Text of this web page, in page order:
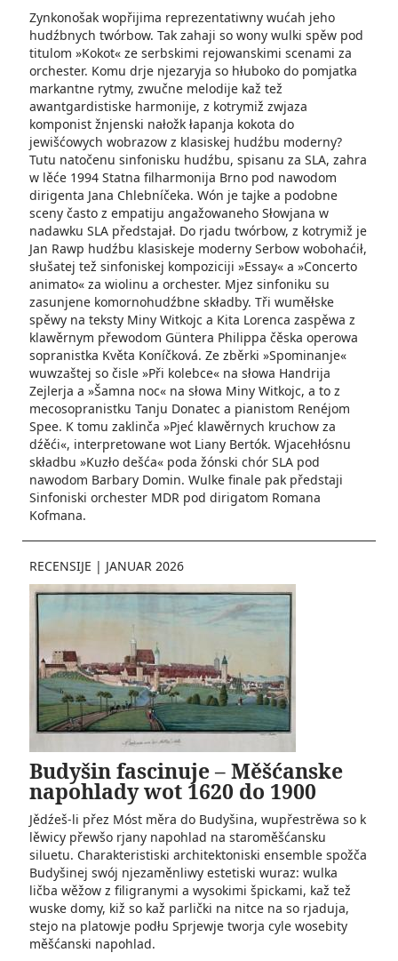
Zynkonošak wopřijima reprezentatiwny wućah jeho
hudźbnych twórbow. Tak zahaji so wony wulki spěw pod
titulom »Kokot« ze serbskimi rejowanskimi scenami za
orchester. Komu drje njezaryja so hłuboko do pomjatka
markantne rytmy, zwučne melodije kaž tež
awantgardistiske harmonije, z kotrymiž zwjaza
komponist žnjenski nałožk łapanja kokota do
jewišćowych wobrazow z klasiskej hudźbu moderny?
Tutu natočenu sinfonisku hudźbu, spisanu za SLA, zahra
w lěće 1994 Statna filharmonija Brno pod nawodom
dirigenta Jana Chlebníčeka. Wón je tajke a podobne
sceny často z empatiju angažowaneho Słowjana w
nadawku SLA předstajał. Do rjadu twórbow, z kotrymiž je
Jan Rawp hudźbu klasiskeje moderny Serbow wobohaćił,
słušatej tež sinfoniskej kompoziciji »Essay­« a »Concerto
animato« za wiolinu a orchester. Mjez sinfoniku su
zasunjene komornohudźbne składby. Tři wuměłske
spěwy na teksty Miny Witkojc a Kita Lorenca zaspěwa z
klawěrnym přewodom Güntera Philippa čěska operowa
sopranistka Květa Koníčková. Ze zběrki »Spominanje«
wuwzaštej so čisle »Při kolebce« na słowa Handrija
Zejlerja a »Šamna noc« na słowa Miny Witkojc, a to z
mecosopranistku Tanju Donatec a pianistom Renéjom
Spee. K tomu zaklinča »Pjeć klawěrnych kruchow za
dźěći«, interpretowane wot Liany Bertók. Wjacehłósnu
składbu »Kuzło dešća« poda žónski chór SLA pod
nawodom Barbary Domin. Wulke finale pak předstaji
Sinfoniski orchester MDR pod dirigatom Romana
Kofmana.
RECENSIJE | JANUAR 2026
Budyšin fascinuje – Měšćanske
napohlady wot 1620 do 1900
Jědźeš-li přez Móst měra do Budyšina, wupřestrěwa so k
lěwicy přewšo rjany napohlad na staroměšćansku
siluetu. Charakteristiski architektoniski ensemble spožča
Budyšinej swój njezaměnliwy estetiski wuraz: wulka
ličba wěžow z filigranymi a wysokimi špickami, kaž tež
wuske domy, kiž so kaž parlički na nitce na so rjaduja,
stejo na platowje podłu Sprjewje tworja cyle wosebity
měšćanski napohlad.